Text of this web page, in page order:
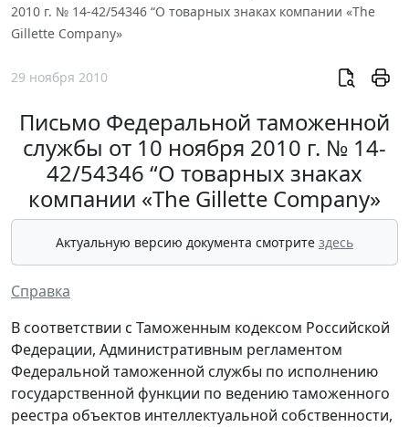
2010 г. № 14-42/54346 “О товарных знаках компании «The
Gillette Company»
29 ноября 2010
Письмо Федеральной таможенной
службы от 10 ноября 2010 г. № 14-
42/54346 “О товарных знаках
компании «The Gillette Company»
Актуальную версию документа смотрите здесь
Справка
В соответствии с Таможенным кодексом Российской
Федерации, Административным регламентом
Федеральной таможенной службы по исполнению
государственной функции по ведению таможенного
реестра объектов интеллектуальной собственности,